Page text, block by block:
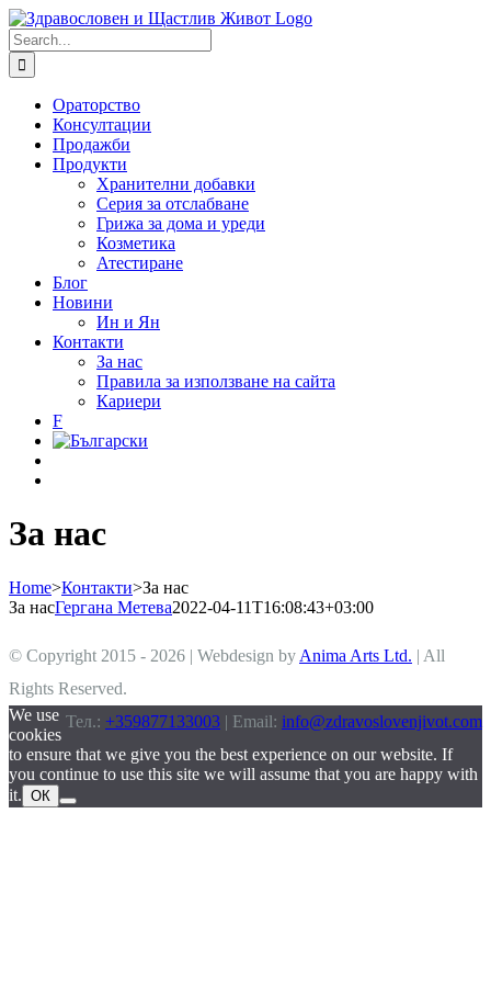
Skip
to
content
Search
for:
Ораторство
Консултации
Продажби
Продукти
Хранителни добавки
Серия за отслабване
Грижа за дома и уреди
Козметика
Атестиране
Блог
Новини
Ин и Ян
Контакти
За нас
Правила за използване на сайта
Кариери
F
За нас
Home>Контакти>За нас
За насГергана Метева2022-04-11T16:08:43+03:00
© Copyright 2015 - 2026 | Webdesign by Anima Arts Ltd. | All
Rights Reserved.
Тел.: +359877133003 | Email: info@zdravoslovenjivot.com
We use
cookies
to ensure that we give you the best experience on our website. If
you continue to use this site we will assume that you are happy with
it. ОК